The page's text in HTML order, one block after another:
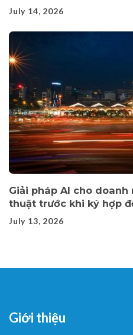
July 14, 2026
Giải pháp AI cho
thuật trước khi ký hợp
July 13, 2026
Giới thiệu